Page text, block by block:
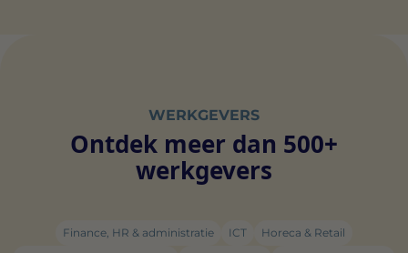
WERKGEVERS
Ontdek meer dan 500+
werkgevers
Finance, HR & administratie ICT
Horeca & Retail